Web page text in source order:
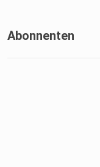
Abonnenten